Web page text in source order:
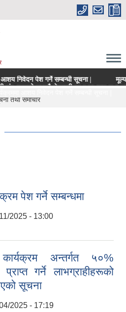
निवेदन पेश गर्ने सम्बन्धी सूचना |
समयमै लेखापरीक्षण र साधारण सभा सन्पन्न
तथा समाचार
पेश गर्ने सम्बन्धमा
2025 - 13:00
अन्तर्गत ५०%
गर्ने लाभग्राहीहरूको
सूचना
2025 - 17:19